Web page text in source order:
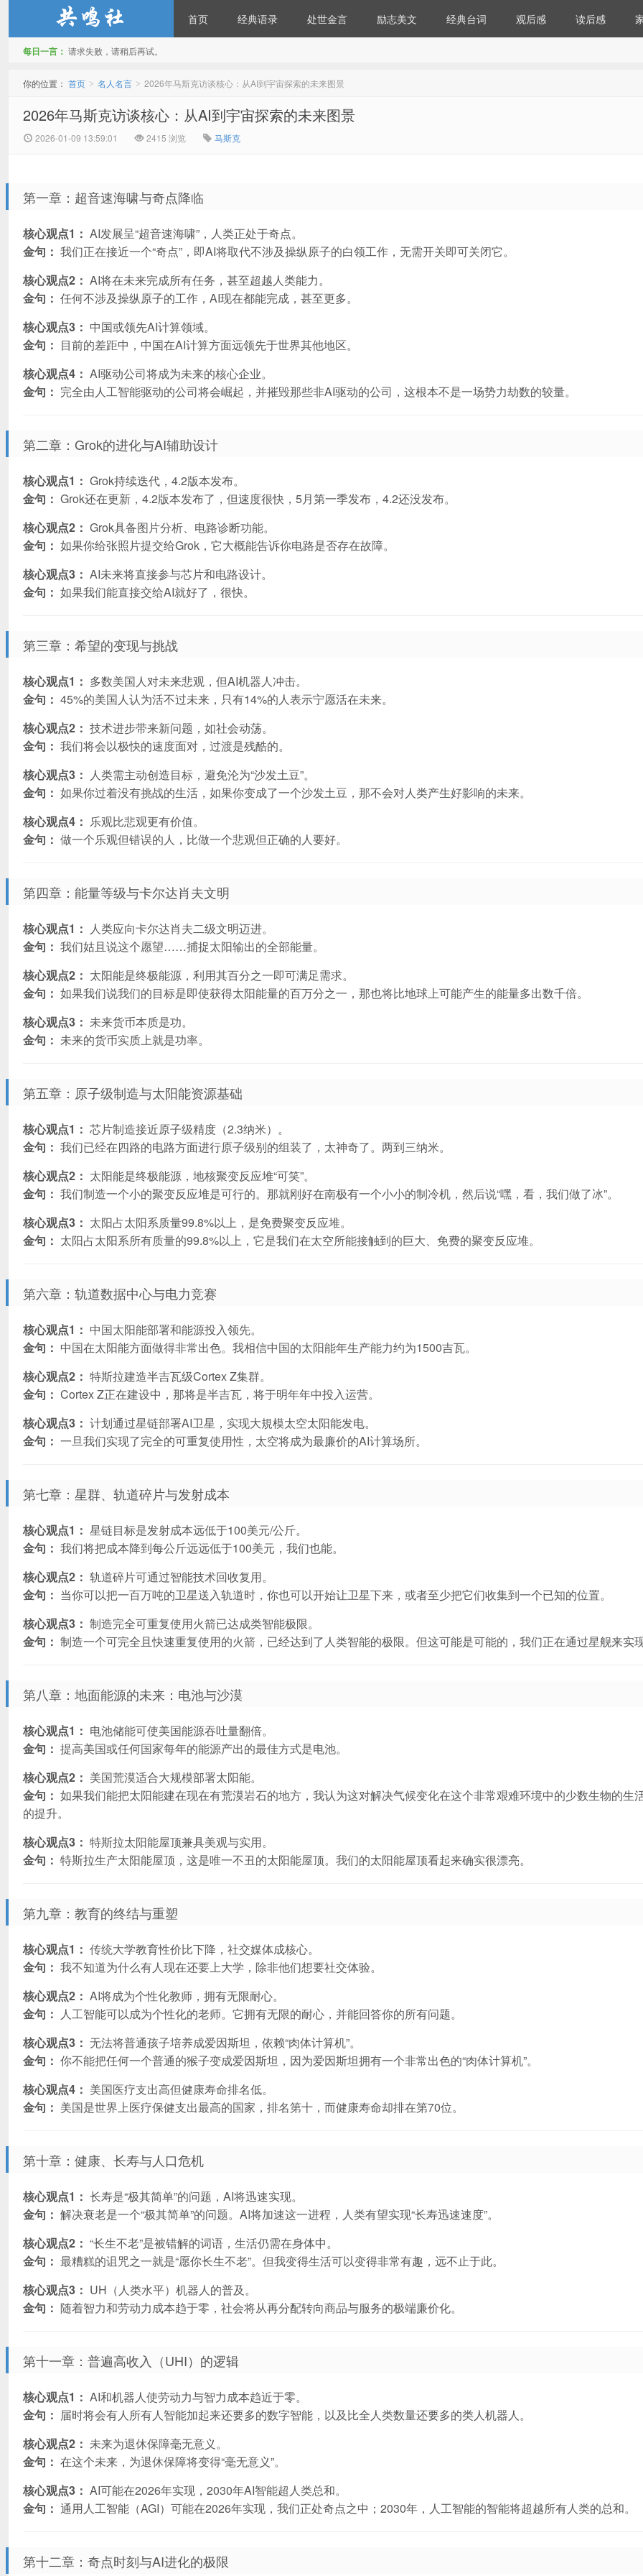
首页 经典语录 处世金言 励志美文 经典台词 观后感 读后感
每日一言： 请求失败，请稍后再试。
你的位置： 首页 > 名人名言 > 2026年马斯克访谈核心：从AI到宇宙探索的未来图景
2026年马斯克访谈核心：从AI到宇宙探索的未来图景
2026-01-09 13:59:01 2415 浏览 马斯克
第一章：超音速海啸与奇点降临
核心观点1： AI发展呈“超音速海啸”，人类正处于奇点。
金句： 我们正在接近一个“奇点”，即AI将取代不涉及操纵原子的白领工作，无需开关即可关闭它。
核心观点2： AI将在未来完成所有任务，甚至超越人类能力。
金句： 任何不涉及操纵原子的工作，AI现在都能完成，甚至更多。
核心观点3： 中国或领先AI计算领域。
金句： 目前的差距中，中国在AI计算方面远领先于世界其他地区。
核心观点4： AI驱动公司将成为未来的核心企业。
金句： 完全由人工智能驱动的公司将会崛起，并摧毁那些非AI驱动的公司，这根本不是一场势力劫数的较量。
第二章：Grok的进化与AI辅助设计
核心观点1： Grok持续迭代，4.2版本发布。
金句： Grok还在更新，4.2版本发布了，但速度很快，5月第一季发布，4.2还没发布。
核心观点2： Grok具备图片分析、电路诊断功能。
金句： 如果你给张照片提交给Grok，它大概能告诉你电路是否存在故障。
核心观点3： AI未来将直接参与芯片和电路设计。
金句： 如果我们能直接交给AI就好了，很快。
第三章：希望的变现与挑战
核心观点1： 多数美国人对未来悲观，但AI机器人冲击。
金句： 45%的美国人认为活不过未来，只有14%的人表示宁愿活在未来。
核心观点2： 技术进步带来新问题，如社会动荡。
金句： 我们将会以极快的速度面对，过渡是残酷的。
核心观点3： 人类需主动创造目标，避免沦为“沙发土豆”。
金句： 如果你过着没有挑战的生活，如果你变成了一个沙发土豆，那不会对人类产生好影响的未来。
核心观点4： 乐观比悲观更有价值。
金句： 做一个乐观但错误的人，比做一个悲观但正确的人要好。
第四章：能量等级与卡尔达肖夫文明
核心观点1： 人类应向卡尔达肖夫二级文明迈进。
金句： 我们姑且说这个愿望……捕捉太阳输出的全部能量。
核心观点2： 太阳能是终极能源，利用其百分之一即可满足需求。
金句： 如果我们说我们的目标是即使获得太阳能量的百万分之一，那也将比地球上可能产生的能量多出数千倍。
核心观点3： 未来货币本质是功。
金句： 未来的货币实质上就是功率。
第五章：原子级制造与太阳能资源基础
核心观点1： 芯片制造接近原子级精度（2.3纳米）。
金句： 我们已经在四路的电路方面进行原子级别的组装了，太神奇了。两到三纳米。
核心观点2： 太阳能是终极能源，地核聚变反应堆“可笑”。
金句： 我们制造一个小的聚变反应堆是可行的。那就刚好在南极有一个小小的制冷机，然后说“嘿，看，我们做了冰”。
核心观点3： 太阳占太阳系质量99.8%以上，是免费聚变反应堆。
金句： 太阳占太阳系所有质量的99.8%以上，它是我们在太空所能接触到的巨大、免费的聚变反应堆。
第六章：轨道数据中心与电力竞赛
核心观点1： 中国太阳能部署和能源投入领先。
金句： 中国在太阳能方面做得非常出色。我相信中国的太阳能年生产能力约为1500吉瓦。
核心观点2： 特斯拉建造半吉瓦级Cortex Z集群。
金句： Cortex Z正在建设中，那将是半吉瓦，将于明年年中投入运营。
核心观点3： 计划通过星链部署AI卫星，实现大規模太空太阳能发电。
金句： 一旦我们实现了完全的可重复使用性，太空将成为最廉价的AI计算场所。
第七章：星群、轨道碎片与发射成本
核心观点1： 星链目标是发射成本远低于100美元/公斤。
金句： 我们将把成本降到每公斤远远低于100美元，我们也能。
核心观点2： 轨道碎片可通过智能技术回收复用。
金句： 当你可以把一百万吨的卫星送入轨道时，你也可以开始让卫星下来，或者至少把它们收集到一个已知的位置。
核心观点3： 制造完全可重复使用火箭已达成类智能极限。
金句： 制造一个可完全且快速重复使用的火箭，已经达到了人类智能的极限。但这可能是可能的，我们正在通过星舰来实现
第八章：地面能源的未来：电池与沙漠
核心观点1： 电池储能可使美国能源吞吐量翻倍。
金句： 提高美国或任何国家每年的能源产出的最佳方式是电池。
核心观点2： 美国荒漠适合大规模部署太阳能。
金句： 如果我们能把太阳能建在现在有荒漠岩石的地方，我认为这对解决气候变化在这个非常艰难环境中的少数生物的生
的提升。
核心观点3： 特斯拉太阳能屋顶兼具美观与实用。
金句： 特斯拉生产太阳能屋顶，这是唯一不丑的太阳能屋顶。我们的太阳能屋顶看起来确实很漂亮。
第九章：教育的终结与重塑
核心观点1： 传统大学教育性价比下降，社交媒体成核心。
金句： 我不知道为什么有人现在还要上大学，除非他们想要社交体验。
核心观点2： AI将成为个性化教师，拥有无限耐心。
金句： 人工智能可以成为个性化的老师。它拥有无限的耐心，并能回答你的所有问题。
核心观点3： 无法将普通孩子培养成爱因斯坦，依赖“肉体计算机”。
金句： 你不能把任何一个普通的猴子变成爱因斯坦，因为爱因斯坦拥有一个非常出色的“肉体计算机”。
核心观点4： 美国医疗支出高但健康寿命排名低。
金句： 美国是世界上医疗保健支出最高的国家，排名第十，而健康寿命却排在第70位。
第十章：健康、长寿与人口危机
核心观点1： 长寿是“极其简单”的问题，AI将迅速实现。
金句： 解决衰老是一个“极其简单”的问题。AI将加速这一进程，人类有望实现“长寿迅速速度”。
核心观点2： “长生不老”是被错解的词语，生活仍需在身体中。
金句： 最糟糕的诅咒之一就是“愿你长生不老”。但我变得生活可以变得非常有趣，远不止于此。
核心观点3： UH（人类水平）机器人的普及。
金句： 随着智力和劳动力成本趋于零，社会将从再分配转向商品与服务的极端廉价化。
第十一章：普遍高收入（UHI）的逻辑
核心观点1： AI和机器人使劳动力与智力成本趋近于零。
金句： 届时将会有人所有人智能加起来还要多的数字智能，以及比全人类数量还要多的类人机器人。
核心观点2： 未来为退休保障毫无意义。
金句： 在这个未来，为退休保障将变得“毫无意义”。
核心观点3： AI可能在2026年实现，2030年AI智能超人类总和。
金句： 通用人工智能（AGI）可能在2026年实现，我们正处奇点之中；2030年，人工智能的智能将超越所有人类的总和。
第十二章：奇点时刻与AI进化的极限